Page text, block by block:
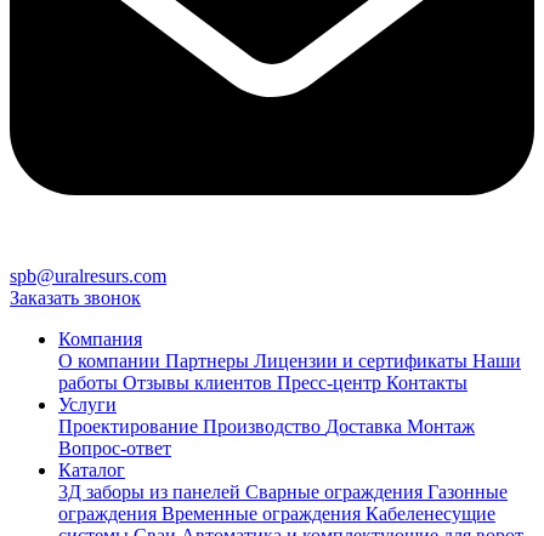
spb@uralresurs.com
Заказать звонок
Компания
О компании Партнеры Лицензии и сертификаты Наши
работы Отзывы клиентов Пресс-центр Контакты
Услуги
Проектирование Производство Доставка Монтаж
Вопрос-ответ
Каталог
3Д заборы из панелей Сварные ограждения Газонные
ограждения Временные ограждения Кабеленесущие